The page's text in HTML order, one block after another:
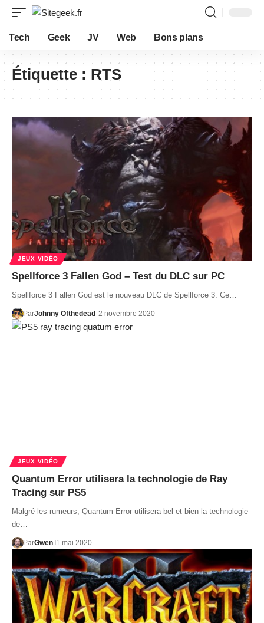
Tech Geek JV Web Bons plans
Étiquette : RTS
JEUX VIDÉO
Spellforce 3 Fallen God – Test du DLC sur PC
Spellforce 3 Fallen God est le nouveau DLC de Spellforce 3. Ce…
ParJohnny Ofthedead 2 novembre 2020
JEUX VIDÉO
Quantum Error utilisera la technologie de Ray
Tracing sur PS5
Malgré les rumeurs, Quantum Error utilisera bel et bien la technologie
de…
ParGwen 1 mai 2020